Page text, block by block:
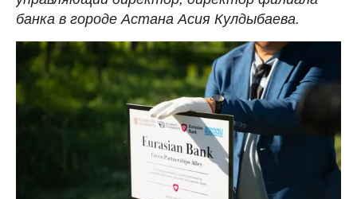
банка в городе Астана Асия Кулдыбаева.